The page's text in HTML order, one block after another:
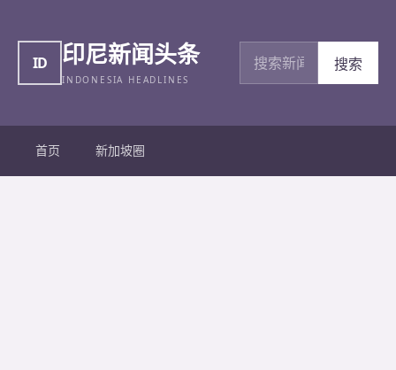
ID 印尼新闻头条
INDONESIA HEADLINES
搜索新闻
搜索
首页 新加坡圈